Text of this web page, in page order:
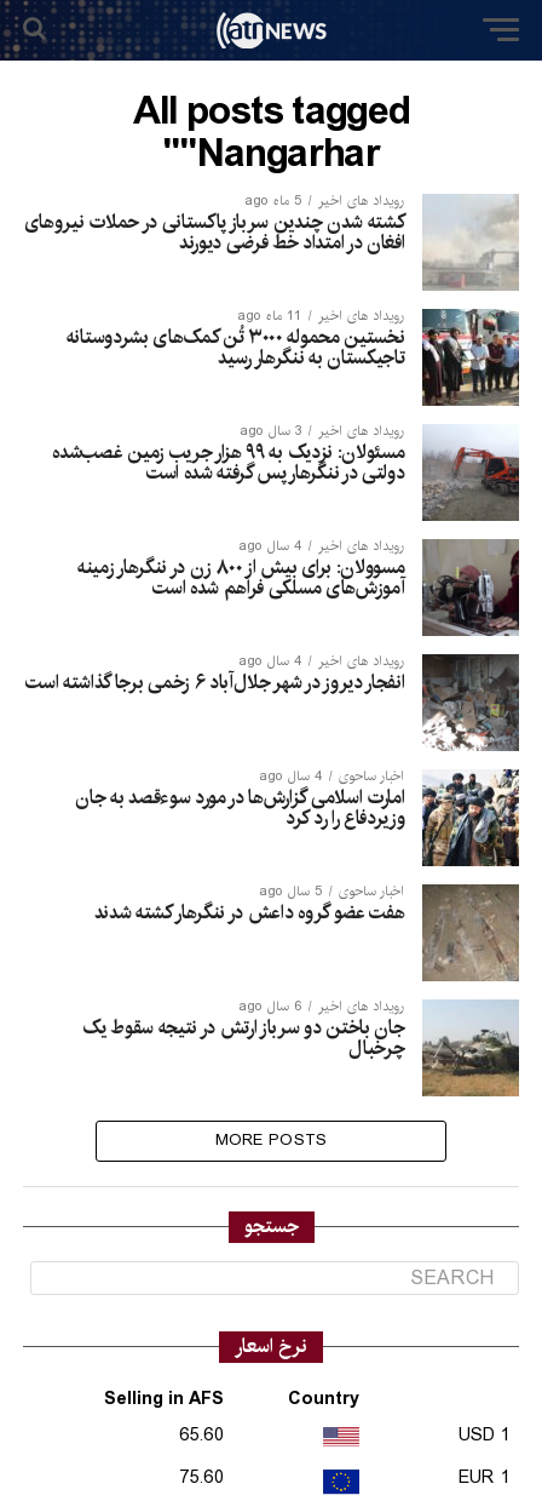
All posts tagged
"Nangarhar"
رویداد های اخیر 5 ماه ago
کشته شدن چندین سرباز پاکستانی در حملات نیروهای
افغان در امتداد خط فرضی دیورند
رویداد های اخیر 11 ماه ago
نخستین محموله ۳۰۰۰ تُن کمک‌های بشردوستانه
تاجیکستان به ننگرهار رسید
رویداد های اخیر 3 سال ago
مسئولان: نزدیک به ۹۹ هزار جریب زمین غصب‌شده
دولتی در ننگرهار پس گرفته شده است
رویداد های اخیر 4 سال ago
مسوولان: برای بیش از ۸۰۰ زن در ننگرهار زمینه
آموزش‌های مسلکی فراهم شده است
رویداد های اخیر 4 سال ago
انفجار دیروز در شهر جلال‌آباد ۶ زخمی برجا گذاشته است
اخبار ساحوی 4 سال ago
امارت اسلامی گزارش‌ها در مورد سوءقصد به جان
وزیردفاع را رد کرد
اخبار ساحوی 5 سال ago
هفت عضو گروه داعش در ننگرهار کشته شدند
رویداد های اخیر 6 سال ago
جان باختن دو سرباز ارتش در نتیجه سقوط یک
چرخبال
MORE POSTS
جستجو
نرخ اسعار
Country
Selling in AFS
1 USD
65.60
1 EUR
75.60